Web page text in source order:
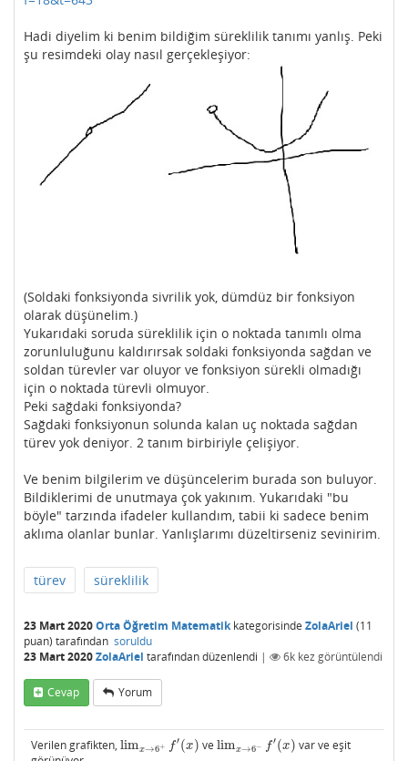
Hadi diyelim ki benim bildiğim süreklilik tanımı yanlış. Peki
şu resimdeki olay nasıl gerçekleşiyor:
(Soldaki fonksiyonda sivrilik yok, dümdüz bir fonksiyon
olarak düşünelim.)
Yukarıdaki soruda süreklilik için o noktada tanımlı olma
zorunluluğunu kaldırırsak soldaki fonksiyonda sağdan ve
soldan türevler var oluyor ve fonksiyon sürekli olmadığı
için o noktada türevli olmuyor.
Peki sağdaki fonksiyonda?
Sağdaki fonksiyonun solunda kalan uç noktada sağdan
türev yok deniyor. 2 tanım birbiriyle çelişiyor.
Ve benim bilgilerim ve düşüncelerim burada son buluyor.
Bildiklerimi de unutmaya çok yakınım. Yukarıdaki "bu
böyle" tarzında ifadeler kullandım, tabii ki sadece benim
aklıma olanlar bunlar. Yanlışlarımı düzeltirseniz sevinirim.
türev süreklilik
23 Mart 2020Orta Öğretim Matematikkategorisinde ZolaAriel (11
puan) tarafından soruldu
23 Mart 2020ZolaAriel tarafındandüzenlendi | 6k kez görüntülendi
Cevap Yorum
Verilen grafikten, limx→6+ f′(x)
limx→6+ (x) velimx→6− f′(x)
limx→6− ′(x)
var ve eşit